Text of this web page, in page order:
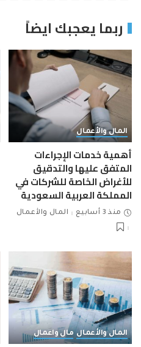
ربما يعجبك ايضاً
المال والأعمال
أهمية خدمات الإجراءات
المتفق عليها والتدقيق
للأغراض الخاصة للشركات في
المملكة العربية السعودية
منذ 3 أسابيع المال والأعمال
المال والأعمال مال واعمال